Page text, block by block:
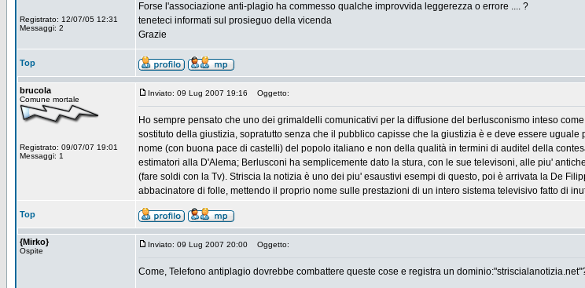
Registrato: 12/07/05 12:31
Messaggi: 2
Forse l'associazione anti-plagio ha commesso qualche improvvida leggerezza o errore .... ?
teneteci informati sul prosieguo della vicenda
Grazie
Top
brucola
Comune mortale
Registrato: 09/07/07 19:01
Messaggi: 1
Inviato: 09 Lug 2007 19:16 Oggetto:
Ho sempre pensato che uno dei grimaldelli comunicativi per la diffusione del berlusconismo inteso
sostituto della giustizia, sopratutto senza che il pubblico capisse che la giustizia è e deve essere
nome (con buona pace di castelli) del popolo italiano e non della qualità in termini di auditel della
estimatori alla D'Alema; Berlusconi ha semplicemente dato la stura, con le sue televisoni, alle piu'
(fare soldi con la Tv). Striscia la notizia è uno dei piu' esaustivi esempi di questo, poi è arrivata la De
abbacinatore di folle, mettendo il proprio nome sulle prestazioni di un intero sistema televisivo fatto di
Top
{Mirko}
Ospite
Inviato: 09 Lug 2007 20:00 Oggetto:
Come, Telefono antiplagio dovrebbe combattere queste cose e registra un